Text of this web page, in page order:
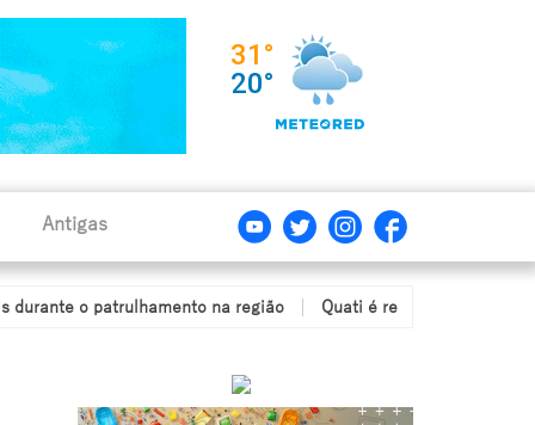
Antigas
na região Quati é resgatado após ficar com a